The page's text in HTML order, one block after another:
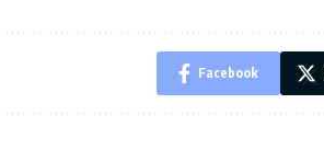
Facebook